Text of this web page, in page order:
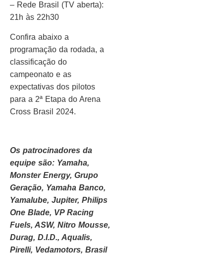
– Rede Brasil (TV aberta):
21h às 22h30
Confira abaixo a
programação da rodada, a
classificação do
campeonato e as
expectativas dos pilotos
para a 2ª Etapa do Arena
Cross Brasil 2024.
Os patrocinadores da
equipe são: Yamaha,
Monster Energy, Grupo
Geração, Yamaha Banco,
Yamalube, Jupiter, Philips
One Blade, VP Racing
Fuels, ASW, Nitro Mousse,
Durag, D.I.D., Aqualis,
Pirelli, Vedamotors, Brasil